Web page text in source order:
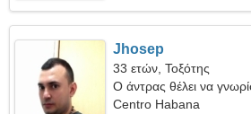
Jhosep
33 ετών, Τοξότης
Ο άντρας θέλει να
Centro Habana